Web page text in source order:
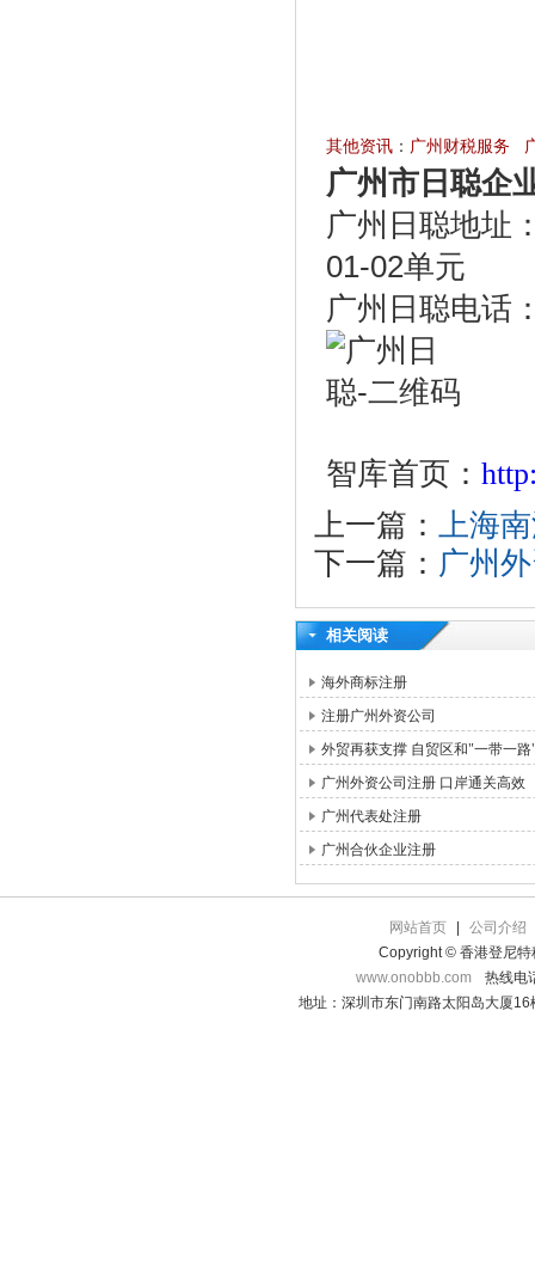
其他资讯 ： 广州财税服务
广州市日聪企
广州日聪地址
01-02单元
广州日聪电话
智库首页：
上一篇： 上海
下一篇： 广州
相关阅读
海外商标注册
注册广州外资公司
外贸再获支撑 自贸区和"一带一
广州外资公司注册 口岸通关高效
广州代表处注册
广州合伙企业注册
网站首页
公司介绍
Copyright © 香港登尼特
www.onobbb.com
热线电
地址：深圳市东门南路太阳岛大厦